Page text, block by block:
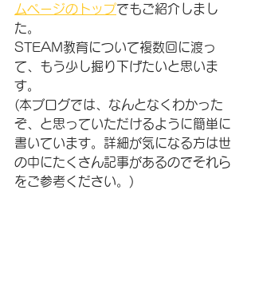
ムページのトップでもご紹介しまし
た。
STEAM教育について複数回に渡っ
て、もう少し掘り下げたいと思いま
す。
(本ブログでは、なんとなくわかった
ぞ、と思っていただけるように簡単に
書いています。詳細が気になる方は世
の中にたくさん記事があるのでそれら
をご参考ください。)